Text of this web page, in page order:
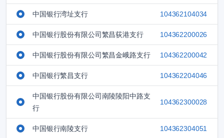
中国银行湾址支行 104362104034
中国银行股份有限公司繁昌荻港支行 104362200026
中国银行股份有限公司繁昌金峨路支行 104362200042
中国银行繁昌支行 104362204046
中国银行股份有限公司南陵陵阳中路支
行
104362300028
中国银行南陵支行 104362304051